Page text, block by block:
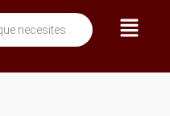
Menú